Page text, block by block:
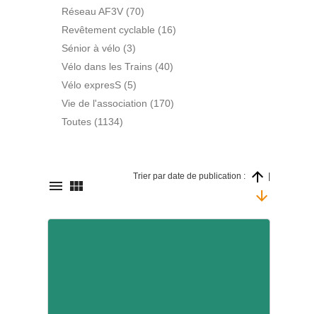
Réseau AF3V (70)
Revêtement cyclable (16)
Sénior à vélo (3)
Vélo dans les Trains (40)
Vélo expresS (5)
Vie de l'association (170)
Toutes (1134)
 
Trier par date de publication : 
